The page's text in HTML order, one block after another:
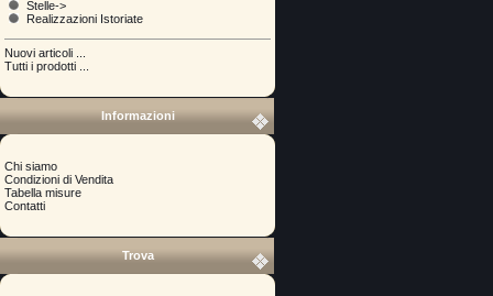
Stelle->
Realizzazioni Istoriate
Nuovi articoli ...
Tutti i prodotti ...
Informazioni
Chi siamo
Condizioni di Vendita
Tabella misure
Contatti
Trova